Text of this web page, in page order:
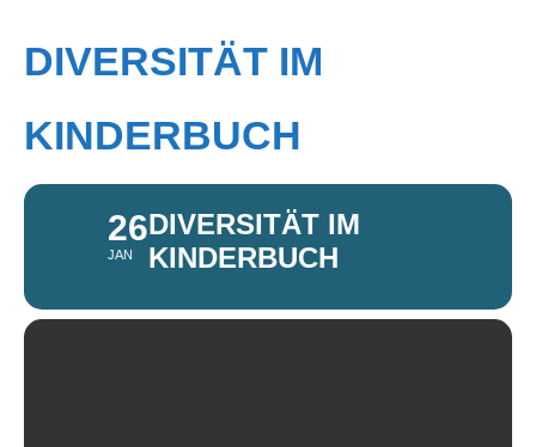
DIVERSITÄT IM
KINDERBUCH
26
JAN
DIVERSITÄT IM
KINDERBUCH